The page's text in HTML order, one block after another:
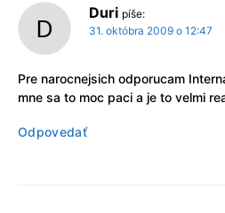
Duri píše:
31. októbra 2009 o 12:47
Pre narocnejsich odporucam
mne sa to moc paci a je to velmi
Odpovedať